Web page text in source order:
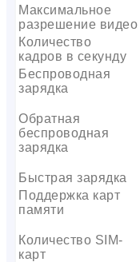
Максимальное
разрешение видео
Количество
кадров в секунду
Беспроводная
зарядка
Обратная
беспроводная
зарядка
Быстрая зарядка
Поддержка карт
памяти
Количество SIM-
карт